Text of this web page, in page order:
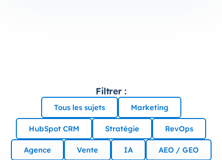
Filtrer :
Tous les sujets Marketing
HubSpot CRM Stratégie RevOps
Agence Vente IA AEO / GEO